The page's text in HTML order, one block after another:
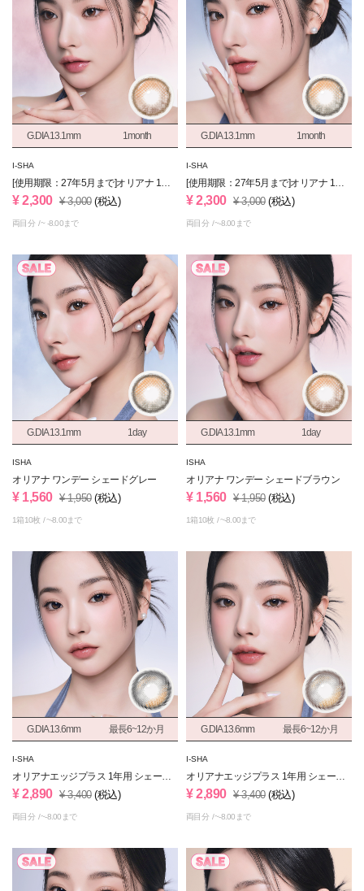
G.DIA 13.1mm 1month
I-SHA
[使用期限：27年5月まで]オリアナ 1ヶ
月 シェードブラウン
¥ 2,300 ¥ 3,000(税込)
両目分 ~ -8.00まで
G.DIA 13.1mm 1month
I-SHA
[使用期限：27年5月まで]オリアナ 1ヶ
月 シェードグレー
¥ 2,300 ¥ 3,000(税込)
両目分 ~-8.00まで
G.DIA 13.1mm 1day
ISHA
オリアナ ワンデー シェードグレー
¥ 1,560 ¥ 1,950(税込)
1箱10枚 ~-8.00まで
G.DIA 13.1mm 1day
ISHA
オリアナ ワンデー シェードブラウン
¥ 1,560 ¥ 1,950(税込)
1箱10枚 ~-8.00まで
G.DIA 13.6mm 最長6~12か月
I-SHA
オリアナエッジプラス 1年用 シェード
グレー
¥ 2,890 ¥ 3,400(税込)
両目分 ~-8.00まで
G.DIA 13.6mm 最長6~12か月
I-SHA
オリアナエッジプラス 1年用 シェード
ブラウン
¥ 2,890 ¥ 3,400(税込)
両目分 ~-8.00まで